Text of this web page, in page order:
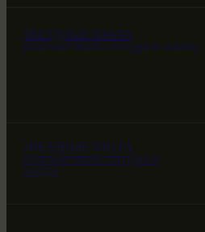
ЗВЕЗДНЫЕ ВРАТА
НАШ МИР ВЧЕРА СЕГОДНЯ И ЗАВТРА
ЗВЕЗДНЫЕ ВРАТА
НАШ МИР ВЧЕРА СЕГОДНЯ И
ЗАВТРА